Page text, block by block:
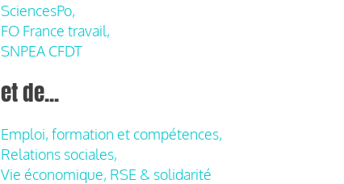
SciencesPo,
FO France travail,
SNPEA CFDT
et de...
Emploi, formation et compétences,
Relations sociales,
Vie économique, RSE & solidarité